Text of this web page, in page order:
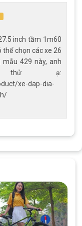
soát được tốc độ kể
nhanh chóng,
cho người mới bắt
về kỹ thuật.
inch tầm 1m60
chọn các xe 26
mẫu 429 này, anh
thử ạ:
xe-dap-dia-